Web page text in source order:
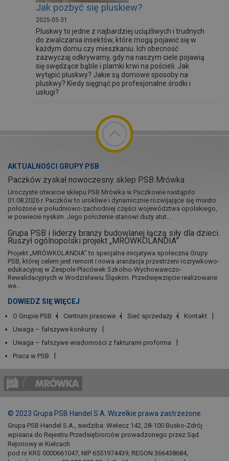
Jak pozbyć się pluskiew?
2025-05-31
Pluskwy to jedne z najbardziej uciążliwych i trudnych
do zwalczania insektów, które mogą pojawić się w
każdym domu czy mieszkaniu. Ich obecność
zazwyczaj odkrywamy, gdy na naszym ciele pojawią
się swędzące bąble i plamki krwi na pościeli. Jak
wytępić pluskwy? Jakie są domowe sposoby na
pluskwy? Kiedy sięgnąć po profesjonalne środki i
usługi?
AKTUALNOŚCI GRUPY PSB
Paczków zyskał nowoczesny sklep PSB Mrówka
Uroczyste otwarcie sklepu PSB Mrówka w Paczkowie nastąpiło
01.08.2026 r. Paczków to urokliwe i dynamicznie rozwijające się miasto
położone w południowo-zachodniej części województwa opolskiego,
w powiecie nyskim. Jego położenie stanowi duży atut...
Grupa PSB i liderzy branży budowlanej łączą siły dla dzieci.
Ruszył ogólnopolski projekt „MRÓWKOLANDIA”
Projekt „MRÓWKOLANDIA” to specjalna inicjatywa społeczna Grupy
PSB, której celem jest remont i nowa aranżacja przestrzeni rozrywkowo-
edukacyjnej w Zespole Placówek Szkolno-Wychowawczo-
Rewalidacyjnych w Wodzisławiu Śląskim. Przedsięwzięcie realizowane
we...
DOWIEDZ SIĘ WIĘCEJ
O Grupie PSB Centrum prasowe Sieć sprzedaży
Kontakt
Uwaga – fałszywe konkursy
Uwaga – fałszywe wiadomości z fakturami proforma
Praca w PSB
© 2023 Grupa PSB Handel S.A. Wszelkie prawa zastrzeżone.
Grupa PSB Handel S.A., siedziba: Wełecz 142, 28-100 Busko-Zdrój
wpisana do Rejestru Przedsiębiorców prowadzonego przez Sąd
Rejonowy w Kielcach
pod nr KRS 0000661047, NIP 6551974439, REGON 366438684,